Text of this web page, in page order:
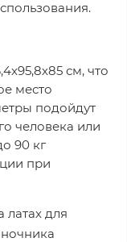
см, что
место
подойдут
человека или
90 кг
при
латах для